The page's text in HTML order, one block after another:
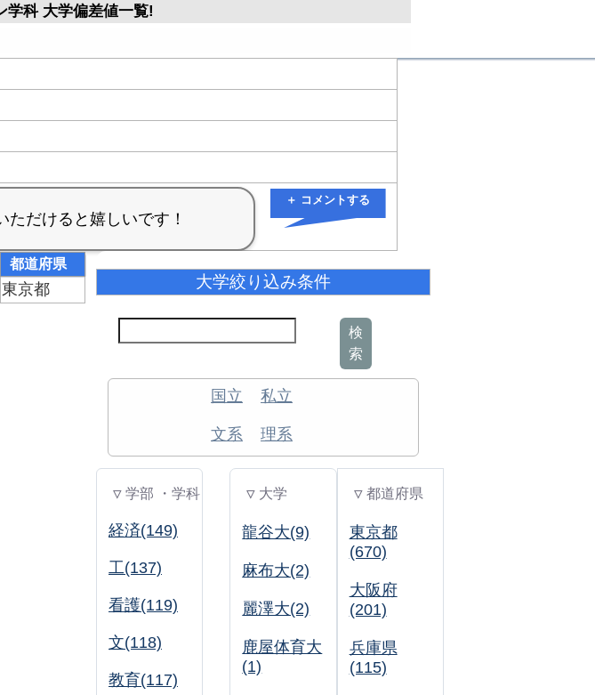
学科 大学偏差値一覧!
＋ コメントする
都道府県
東京都 大学絞り込み条件
検
索
国立 私立
文系 理系
▽ 学部 ・学科
経済(149)
工(137)
看護(119)
文(118)
教育(117)
▽ 大学
龍谷大(9)
麻布大(2)
麗澤大(2)
鹿屋体育大
(1)
▽ 都道府県
東京都
(670)
大阪府
(201)
兵庫県
(115)